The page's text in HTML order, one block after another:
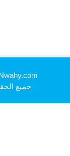
byNwahy.com
جميع الحقوق